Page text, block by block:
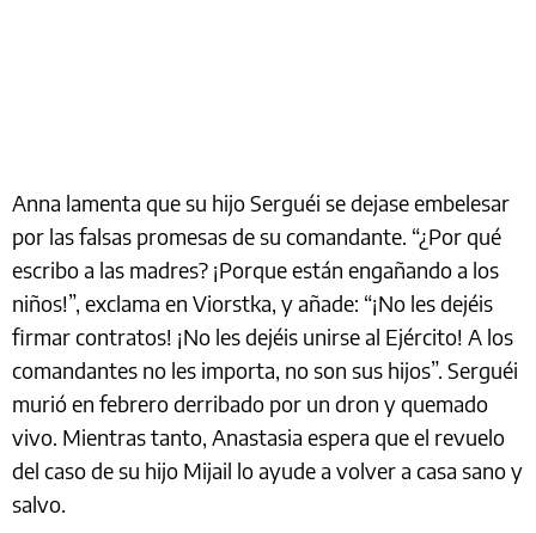
Anna lamenta que su hijo Serguéi se dejase embelesar
por las falsas promesas de su comandante. “¿Por qué
escribo a las madres? ¡Porque están engañando a los
niños!”, exclama en Viorstka, y añade: “¡No les dejéis
firmar contratos! ¡No les dejéis unirse al Ejército! A los
comandantes no les importa, no son sus hijos”. Serguéi
murió en febrero derribado por un dron y quemado
vivo. Mientras tanto, Anastasia espera que el revuelo
del caso de su hijo Mijail lo ayude a volver a casa sano y
salvo.